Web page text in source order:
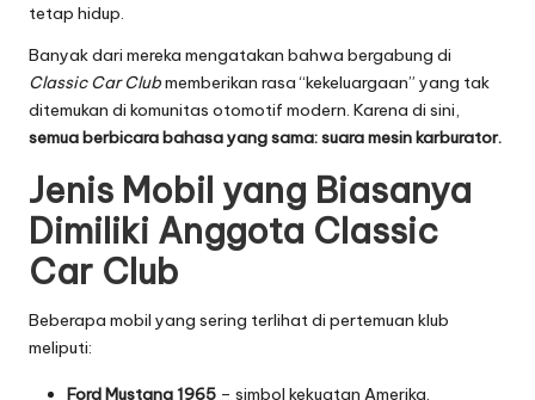
tetap hidup.
Banyak dari mereka mengatakan bahwa bergabung di
Classic Car Clubmemberikan rasa “kekeluargaan” yang tak
ditemukan di komunitas otomotif modern. Karena di sini,
semua berbicara bahasa yang sama: suara mesin karburator.
Jenis Mobil yang Biasanya
Dimiliki Anggota Classic
Car Club
Beberapa mobil yang sering terlihat di pertemuan klub
meliputi:
Ford Mustang 1965 – simbol kekuatan Amerika.